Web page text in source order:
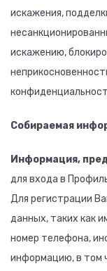
искажения,
искажению,
Собираемая
Информация,
для входа в
Для регистрации
данных, таких как
номер телефона,
информацию, в том